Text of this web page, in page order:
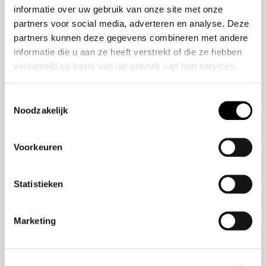
informatie over uw gebruik van onze site met onze
partners voor social media, adverteren en analyse. Deze
partners kunnen deze gegevens combineren met andere
informatie die u aan ze heeft verstrekt of die ze hebben
verzameld op basis van uw gebruik van hun services.
Noodzakelijk
Voorkeuren
Statistieken
Marketing
wij onderhouden en repareren alle merken. Tevens
hebben wij een zeer gevarieerd aanbod van leuke
jonge gebruikte occasions van zeer uiteenlopende
merken en types voor u beschikbaar. Ook zijn wij
voormalig Mitsubishi dealer en hebben wij dus een
te kunnen onderhouden. Alle merken zijn welkom!